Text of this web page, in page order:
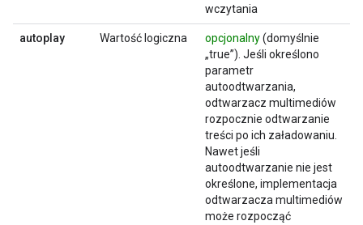
wczytania
autoplay Wartość logiczna opcjonalny(domyślnie
„true”). Jeśli określono
parametr
autoodtwarzania,
odtwarzacz multimediów
rozpocznie odtwarzanie
treści po ich załadowaniu.
Nawet jeśli
autoodtwarzanie nie jest
określone, implementacja
odtwarzacza multimediów
może rozpocząć